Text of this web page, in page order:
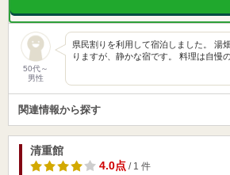
50代～
男性
県民割りを利用して宿泊しました。 湯
りますが、静かな宿です。 料理は自慢
関連情報から探す
清重館
4.0点/ 1 件